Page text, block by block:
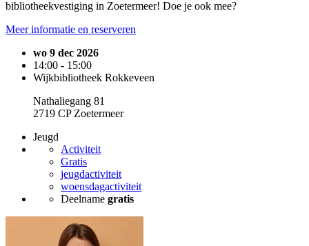
bibliotheekvestiging in Zoetermeer! Doe je ook mee?
Meer informatie en reserveren
wo 9 dec 2026
14:00 - 15:00
Wijkbibliotheek Rokkeveen
Nathaliegang 81
2719 CP Zoetermeer
Jeugd
Activiteit
Gratis
jeugdactiviteit
woensdagactiviteit
Deelname gratis